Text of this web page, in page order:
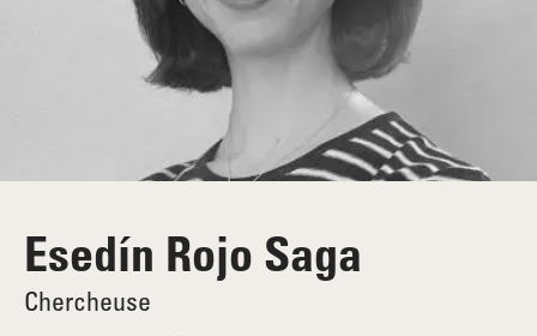
Esedín Rojo Saga
Chercheuse